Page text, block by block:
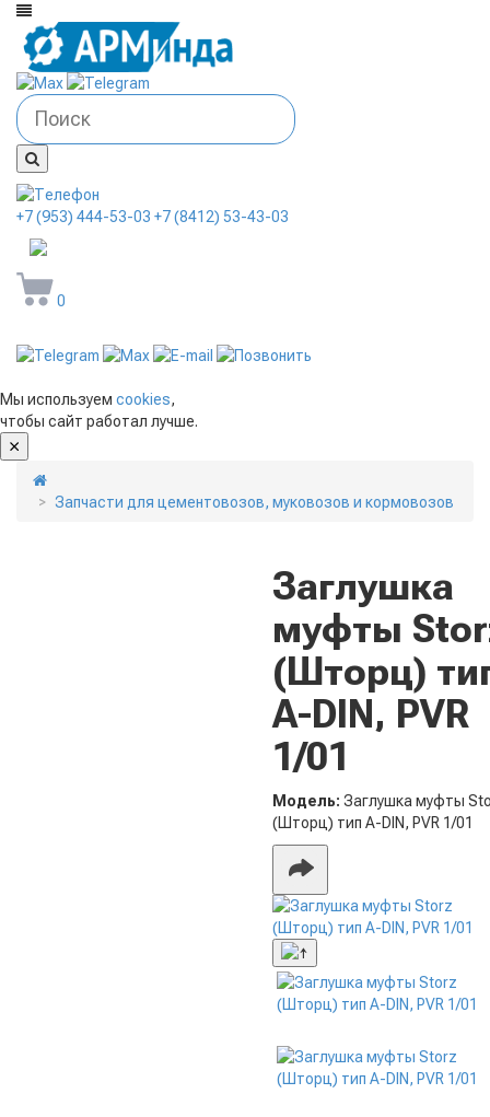
+7 (953) 444-53-03 +7 (8412) 53-43-03
0
Мы используем cookies,
чтобы сайт работал лучше.
Запчасти для цементовозов, муковозов и кормовозов
Заглушка
муфты
(Шторц)
А-DIN, PVR
1/01
Модель: Заглушка муфты
(Шторц) тип А-DIN, PVR 1/01